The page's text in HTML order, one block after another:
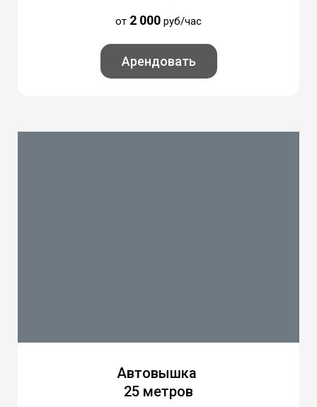
от 2 000 руб/час
Арендовать
Автовышка
25 метров